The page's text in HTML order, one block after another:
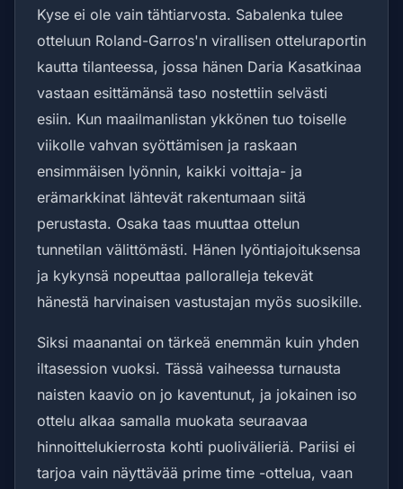
Kyse ei ole vain tähtiarvosta. Sabalenka tulee
otteluun Roland-Garros'n virallisen otteluraportin
kautta tilanteessa, jossa hänen Daria Kasatkinaa
vastaan esittämänsä taso nostettiin selvästi
esiin. Kun maailmanlistan ykkönen tuo toiselle
viikolle vahvan syöttämisen ja raskaan
ensimmäisen lyönnin, kaikki voittaja- ja
erämarkkinat lähtevät rakentumaan siitä
perustasta. Osaka taas muuttaa ottelun
tunnetilan välittömästi. Hänen lyöntiajoituksensa
ja kykynsä nopeuttaa palloralleja tekevät
hänestä harvinaisen vastustajan myös suosikille.
Siksi maanantai on tärkeä enemmän kuin yhden
iltasession vuoksi. Tässä vaiheessa turnausta
naisten kaavio on jo kaventunut, ja jokainen iso
ottelu alkaa samalla muokata seuraavaa
hinnoittelukierrosta kohti puolivälieriä. Pariisi ei
tarjoa vain näyttävää prime time -ottelua, vaan